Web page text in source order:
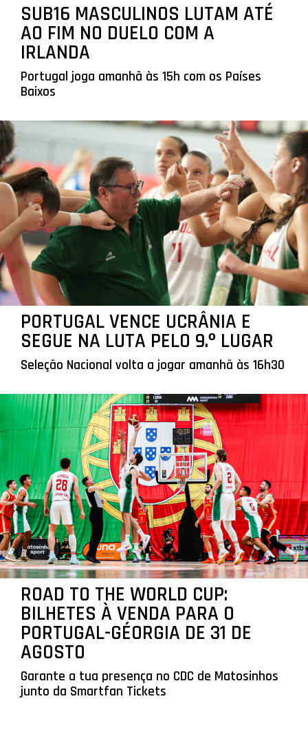
SUB16 MASCULINOS LUTAM ATÉ
AO FIM NO DUELO COM A
IRLANDA
Portugal joga amanhã às 15h com os Países
Baixos
PORTUGAL VENCE UCRÂNIA E
SEGUE NA LUTA PELO 9.º LUGAR
Seleção Nacional volta a jogar amanhã às 16h30
ROAD TO THE WORLD CUP:
BILHETES À VENDA PARA O
PORTUGAL-GÉORGIA DE 31 DE
AGOSTO
Garante a tua presença no CDC de Matosinhos
junto da Smartfan Tickets